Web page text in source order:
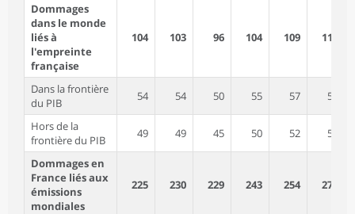
Dommages
dans le monde
liés à
l'empreinte
française
104 103 96 104 109 111
Dans la frontière
du PIB
54 54 50 55 57 58
Hors de la
frontière du PIB
49 49 45 50 52 53
Dommages en
France liés aux
émissions
mondiales
225 230 229 243 254 274